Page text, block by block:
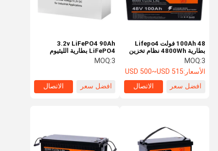
3.2v LiFePO4 90Ah
LiFePO4 بطارية الليثيوم
تخزين الطاقة بطارية
MOQ:3
افضل سعر الاتصال
100Ah 48 فولت Lifepo4
بطارية 4800Wh نظام تخزين
الطاقة الشمسية
MOQ:3
الأسعار:USD 500~USD 515
افضل سعر
الاتصال